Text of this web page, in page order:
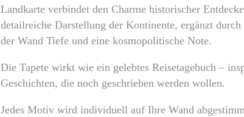
Landkarte verbindet den Charme historischer
detailreiche Darstellung der Kontinente, ergänzt
der Wand Tiefe und eine kosmopolitische Note.
Die Tapete wirkt wie ein gelebtes Reisetagebuch –
Geschichten, die noch geschrieben werden wollen.
Jedes Motiv wird individuell auf Ihre Wand